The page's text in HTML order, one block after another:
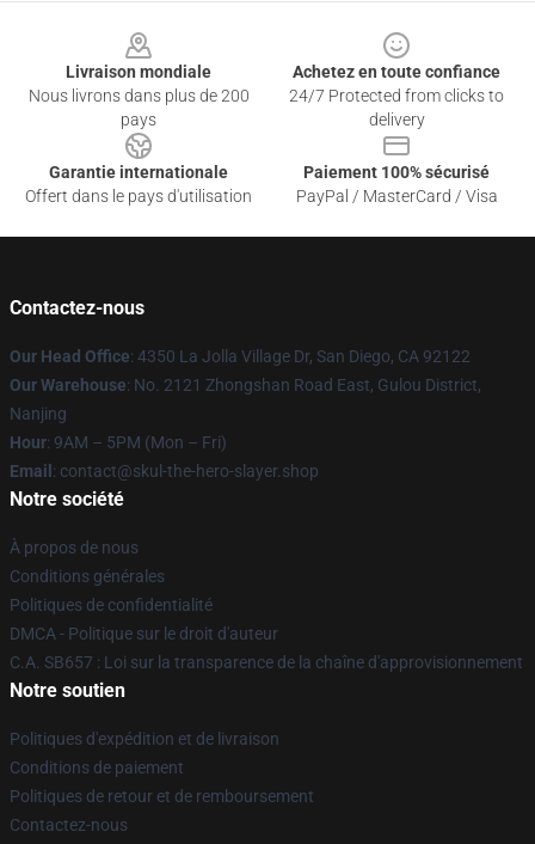
Livraison mondiale
Nous livrons dans plus de 200
pays
Achetez en toute confiance
24/7 Protected from clicks to
delivery
Garantie internationale
Offert dans le pays d'utilisation
Paiement 100% sécurisé
PayPal / MasterCard / Visa
Contactez-nous
Our Head Office: 4350 La Jolla Village Dr, San Diego, CA 92122
Our Warehouse: No. 2121 Zhongshan Road East, Gulou District,
Nanjing
Hour: 9AM – 5PM (Mon – Fri)
Email : contact@skul-the-hero-slayer.shop
Notre société
À propos de nous
Conditions générales
Politiques de confidentialité
DMCA - Politique sur le droit d'auteur
C.A. SB657 : Loi sur la transparence de la chaîne d'approvisionnement
Notre soutien
Politiques d'expédition et de livraison
Conditions de paiement
Politiques de retour et de remboursement
Contactez-nous